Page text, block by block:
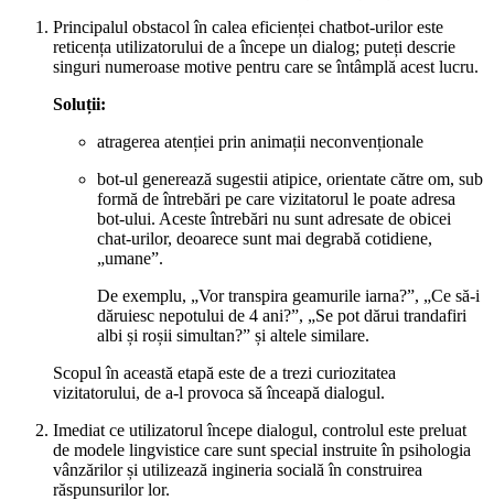
Principalul obstacol în calea eficienței chatbot-urilor este
reticența utilizatorului de a începe un dialog; puteți descrie
singuri numeroase motive pentru care se întâmplă acest lucru.
Soluții:
atragerea atenției prin animații neconvenționale
bot-ul generează sugestii atipice, orientate către om, sub
formă de întrebări pe care vizitatorul le poate adresa
bot-ului. Aceste întrebări nu sunt adresate de obicei
chat-urilor, deoarece sunt mai degrabă cotidiene,
„umane”.
De exemplu, „Vor transpira geamurile iarna?”, „Ce să-i
dăruiesc nepotului de 4 ani?”, „Se pot dărui trandafiri
albi și roșii simultan?” și altele similare.
Scopul în această etapă este de a trezi curiozitatea
vizitatorului, de a-l provoca să înceapă dialogul.
Imediat ce utilizatorul începe dialogul, controlul este preluat
de modele lingvistice care sunt special instruite în psihologia
vânzărilor și utilizează ingineria socială în construirea
răspunsurilor lor.